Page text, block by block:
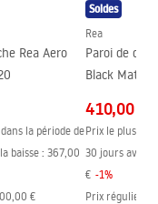
Rea Aero
la période de
baisse : 367,00
€
Soldes
Rea
Paroi de
Black Mat
410,00 €
Prix le plus
30 jours avant
€ -1%
Prix régulier